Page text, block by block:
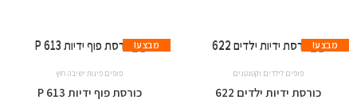
מבצע!
פופים לילדים וקטנטנים
כורסת ידיות ילדים 622
מבצע!
פופים פינות ישיבה חוץ
כורסת פוף ידיות 613 P